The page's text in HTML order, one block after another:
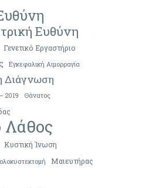
Ευθύνη
Γενετικό Εργαστήριο
Εγκεφαλική Αιμορραγία
Διάγνωση
2019 Θάνατος
Λάθος
Κυστική Ίνωση
Μαιευτήρας